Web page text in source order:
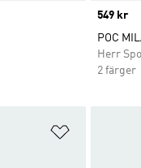
Price
549 kr
POC
Herr
2 färger
Lägg till